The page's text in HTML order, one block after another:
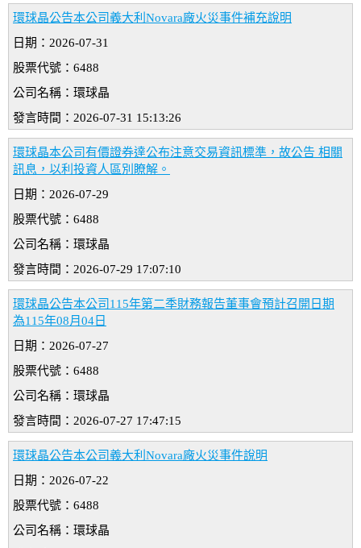
環球晶公告本公司義大利Novara廠火災事件補充說明
日期：2026-07-31
股票代號：6488
公司名稱：環球晶
發言時間：2026-07-31 15:13:26
環球晶本公司有價證券達公布注意交易資訊標準，故公告 相關
訊息，以利投資人區別瞭解。
日期：2026-07-29
股票代號：6488
公司名稱：環球晶
發言時間：2026-07-29 17:07:10
環球晶公告本公司115年第二季財務報告董事會預計召開日期
為115年08月04日
日期：2026-07-27
股票代號：6488
公司名稱：環球晶
發言時間：2026-07-27 17:47:15
環球晶公告本公司義大利Novara廠火災事件說明
日期：2026-07-22
股票代號：6488
公司名稱：環球晶